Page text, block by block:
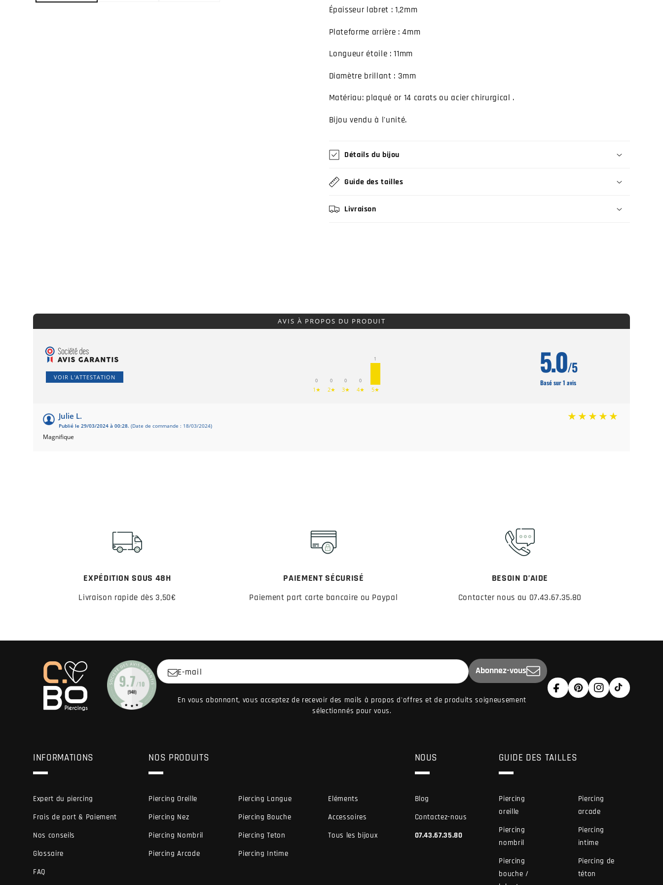
Épaisseur labret : 1,2mm
Plateforme arrière : 4mm
Longueur étoile : 11mm
Diamètre brillant : 3mm
Matériau: plaqué or 14 carats ou acier chirurgical .
Bijou vendu à l'unité.
Détails du bijou
Guide des tailles
Livraison
AVIS À PROPOS DU PRODUIT
VOIR L'ATTESTATION 0
1★
0
2★
0
3★
0
4★
1
5★
5.0/5
Basé sur 1 avis
Julie L.
Publié le 29/03/2024 à 00:28. (Date de commande : 18/03/2024)
Magnifique
EXPÉDITION SOUS 48H
Livraison rapide dès 3,50€
PAIEMENT SÉCURISÉ
Paiement part carte bancaire ou Paypal
BESOIN D’AIDE
Contacter nous au 07.43.67.35.80
E-mail Abonnez-vous
En vous abonnant, vous acceptez de recevoir des mails à propos d'offres et de produits soigneusement
sélectionnés pour vous.
FacebookPinterestInstagram
TikTok
INFORMATIONS
Expert du piercing
Frais de port & Paiement
Nos conseils
Glossaire
FAQ
NOS PRODUITS
Piercing Oreille
Piercing Nez
Piercing Nombril
Piercing Arcade
Piercing Langue
Piercing Bouche
Piercing Teton
Piercing Intime
Eléments
Accessoires
Tous les bijoux
NOUS
Blog
Contactez-nous
07.43.67.35.80
GUIDE DES TAILLES
Piercing
oreille
Piercing
nombril
Piercing
bouche /
Piercing
arcade
Piercing
intime
Piercing de
téton